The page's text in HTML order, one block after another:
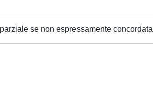
se non espressamente concordata